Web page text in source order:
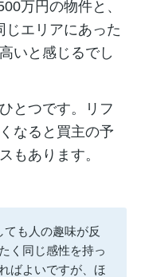
万円の物件と、
エリアにあった
いと感じるでし
とつです。リフ
なると買主の予
もあります。
も人の趣味が反
く同じ感性を持っ
ばよいですが、ほ